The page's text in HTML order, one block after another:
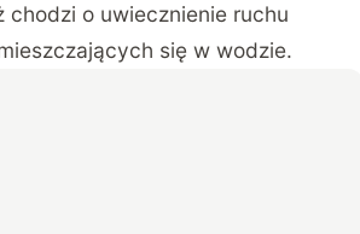
chodzi o uwiecznienie ruchu
się w wodzie.